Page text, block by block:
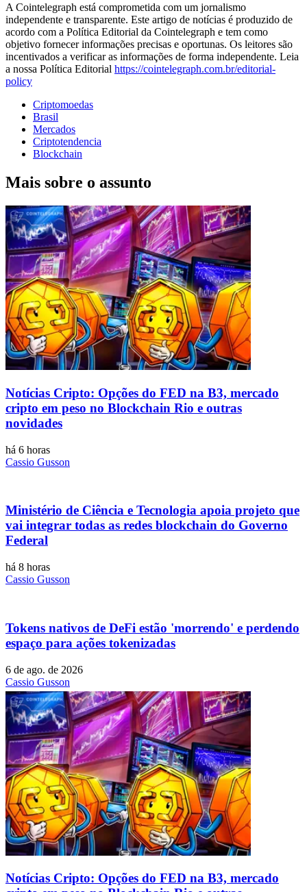
A Cointelegraph está comprometida com um jornalismo
independente e transparente. Este artigo de notícias é produzido de
acordo com a Política Editorial da Cointelegraph e tem como
objetivo fornecer informações precisas e oportunas. Os leitores são
incentivados a verificar as informações de forma independente. Leia
a nossa Política Editorial https://cointelegraph.com.br/editorial-
policy
Criptomoedas
Brasil
Mercados
Criptotendencia
Blockchain
Mais sobre o assunto
Notícias Cripto: Opções do FED na B3, mercado
cripto em peso no Blockchain Rio e outras
novidades
há 6 horas
Cassio Gusson
Ministério de Ciência e Tecnologia apoia projeto que
vai integrar todas as redes blockchain do Governo
Federal
há 8 horas
Cassio Gusson
Tokens nativos de DeFi estão 'morrendo' e perdendo
espaço para ações tokenizadas
6 de ago. de 2026
Cassio Gusson
Notícias Cripto: Opções do FED na B3, mercado